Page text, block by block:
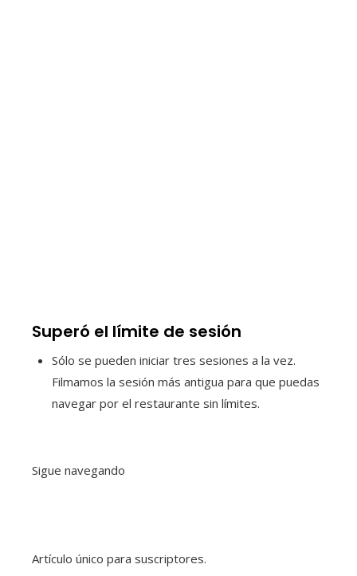
Superó el límite de sesión
Sólo se pueden iniciar tres sesiones a la vez.
Filmamos la sesión más antigua para que puedas
navegar por el restaurante sin límites.
Sigue navegando
Artículo único para suscriptores.